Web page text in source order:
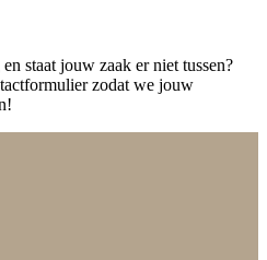
staat jouw zaak er niet tussen?
zodat we jouw